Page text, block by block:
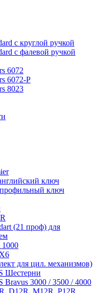
с круглой ручкой
с фалевой ручкой
6072
6072-P
8023
ключ
ключ
(21 проф) для
для цил. механизмов)
Шестерни
Bravus 3000 / 3500 / 4000
D12R, M12R, P12R